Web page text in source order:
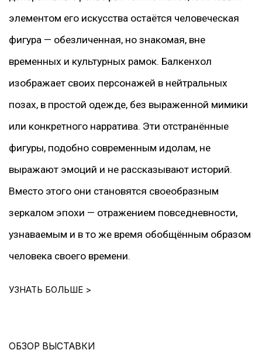
элементом его искусства остаётся человеческая
фигура — обезличенная, но знакомая, вне
временных и культурных рамок. Балкенхол
изображает своих персонажей в нейтральных
позах, в простой одежде, без выраженной мимики
или конкретного нарратива. Эти отстранённые
фигуры, подобно современным идолам, не
выражают эмоций и не рассказывают историй.
Вместо этого они становятся своеобразным
зеркалом эпохи — отражением повседневности,
узнаваемым и в то же время обобщённым образом
человека своего времени.
УЗНАТЬ БОЛЬШЕ >
ОБЗОР ВЫСТАВКИ